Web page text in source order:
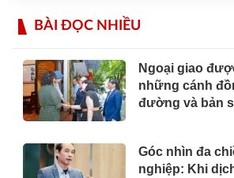
BÀI ĐỌC NHIỀU
Ngoại giao
những cánh
đường và bản
Góc nhìn đa
nghiệp: Khi